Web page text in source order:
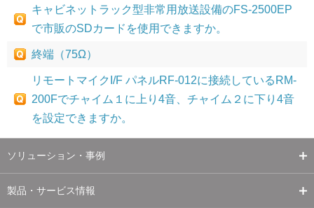
キャビネットラック型非常用放送設備のFS-2500EP
で市販のSDカードを使用できますか。
終端（75Ω）
リモートマイクI/F パネルRF-012に接続しているRM-
200Fでチャイム１に上り4音、チャイム２に下り4音
を設定できますか。
ソリューション・事例
製品・サービス情報